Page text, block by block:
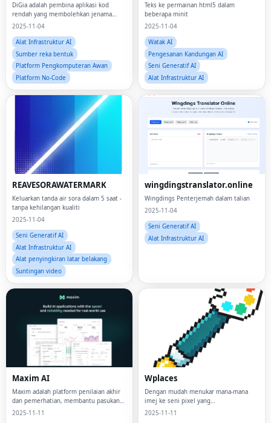
DiGia adalah pembina aplikasi kod
rendah yang membolehkan jenama
melancarkan aplikasi asli sepenuhnya
2025-11-04
Alat Infrastruktur AI
Sumber reka bentuk
Platform Pengkomputeran Awan
Platform No-Code
Teks ke permainan html5 dalam
beberapa minit
2025-11-04
Watak AI
Pengesanan Kandungan AI
Seni Generatif AI
Alat Infrastruktur AI
REAVESORAWATERMARK
Keluarkan tanda air sora dalam 5 saat -
tanpa kehilangan kualiti
2025-11-04
Seni Generatif AI
Alat Infrastruktur AI
Alat penyingkiran latar belakang
Suntingan video
wingdingstranslator.online
Wingdings Penterjemah dalam talian
2025-11-04
Seni Generatif AI
Alat Infrastruktur AI
Maxim AI
Maxim adalah platform penilaian akhir
dan pemerhatian, membantu pasukan
menghantar ejen AI mereka dengan
2025-11-11
Wplaces
Dengan mudah menukar mana-mana
imej ke seni pixel yang
serasi.Pencocokan warna yang
2025-11-11